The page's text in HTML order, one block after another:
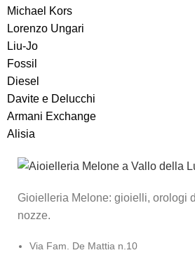
Michael Kors
Lorenzo Ungari
Liu-Jo
Fossil
Diesel
Davite e Delucchi
Armani Exchange
Alisia
Gioielleria Melone: gioielli, orologi
nozze.
Via Fam. De Mattia n.10